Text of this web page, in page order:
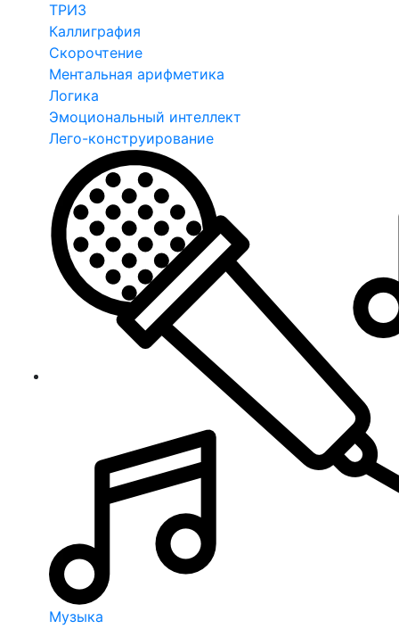
ТРИЗ
Каллиграфия
Скорочтение
Ментальная арифметика
Логика
Эмоциональный интеллект
Лего-конструирование
Музыка